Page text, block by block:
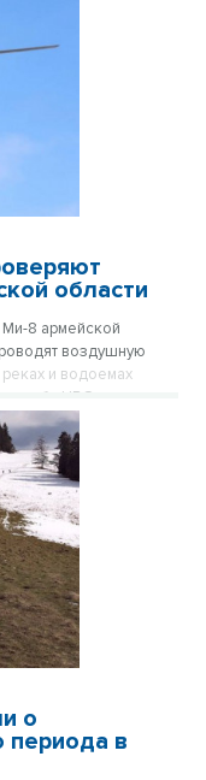
области
Ми-8 армейской
воздушную
и водоемах
ЦВО.
о
периода в